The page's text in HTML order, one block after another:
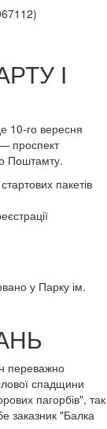
І
10-го вересня
— проспект
Поштамту.
пакетів
у Парку ім.
переважно
спадщини
пагорбів", так
заказник "Балка